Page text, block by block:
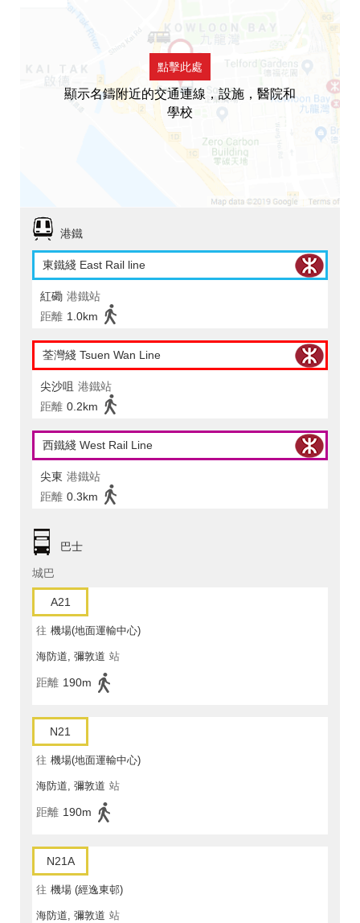
點擊此處
顯示名鑄附近的交通連線，設施，醫院和
學校
港鐵
東鐵綫 East Rail line
紅磡 港鐵站
距離 1.0km
荃灣綫 Tsuen Wan Line
尖沙咀 港鐵站
距離 0.2km
西鐵綫 West Rail Line
尖東 港鐵站
距離 0.3km
巴士
城巴
A21
往 機場(地面運輸中心)
海防道, 彌敦道 站
距離 190m
N21
往 機場(地面運輸中心)
海防道, 彌敦道 站
距離 190m
N21A
往 機場 (經逸東邨)
海防道, 彌敦道 站